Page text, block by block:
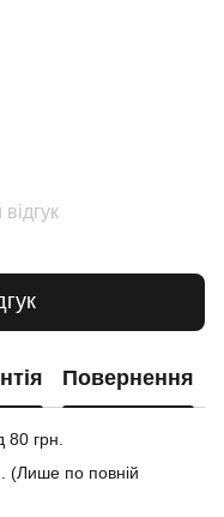
Повернення
грн.
(Лише по повній